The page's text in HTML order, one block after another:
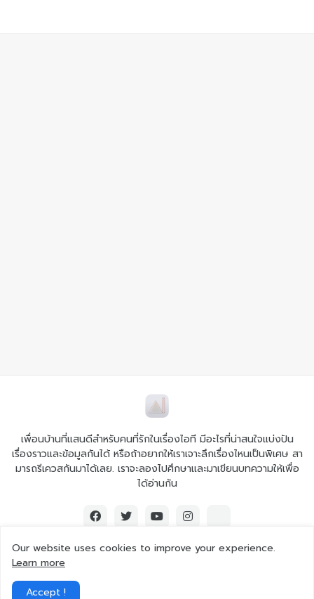
เพื่อนบ้านที่แสนดีสำหรับคนที่รักในเรื่องไอที มีอะไรที่น่าสนใจแบ่งปัน
เรื่องราวและข้อมูลกันได้ หรือถ้าอยากให้เราเจาะลึกเรื่องไหนเป็นพิเศษ สา
มารถรีเควสกันมาได้เลย. เราจะลองไปศึกษาและมาเขียนบทความให้เพื่อ
ได้อ่านกัน
Our website uses cookies to improve your experience.
Learn more
Accept !